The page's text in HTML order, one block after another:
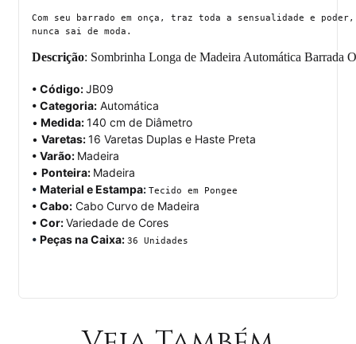
Com seu barrado em onça, traz toda a sensualidade e poder,
Descrição: Sombrinha Longa de Madeira Automática Barrada
• Código: JB09
• Categoria: Automática
• Medida: 140 cm de Diâmetro
• Varetas: 16 Varetas Duplas e Haste Preta
• Varão: Madeira
• Ponteira: Madeira
• Material e Estampa:
• Cabo:
• Cor: Variedade de Cores
• Peças na Caixa: 36 Unidades